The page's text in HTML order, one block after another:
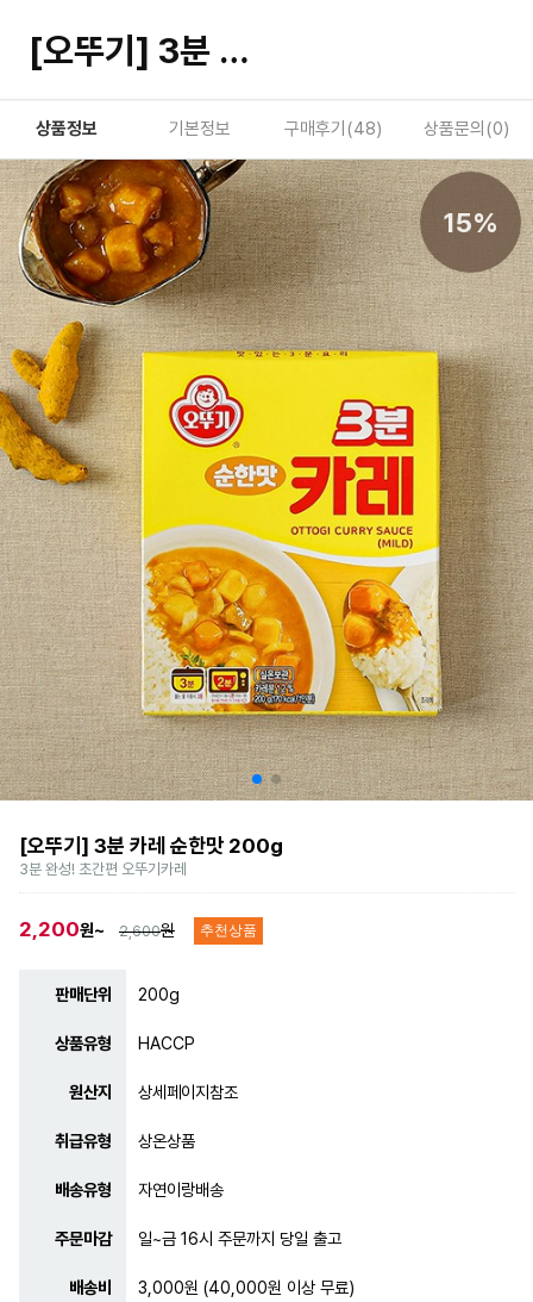
[오뚜기] 3분 카레 순한맛 200g
상품정보 기본정보 구매후기(48) 상품문의(0)
15%
[오뚜기] 3분 카레 순한맛 200g
3분 완성! 초간편 오뚜기카레
2,200원~ 2,600원 추천상품
판매단위 200g
상품유형 HACCP
원산지 상세페이지참조
취급유형 상온상품
배송유형 자연이랑배송
주문마감 일~금 16시 주문까지 당일 출고
배송비 3,000원 (40,000원 이상 무료)